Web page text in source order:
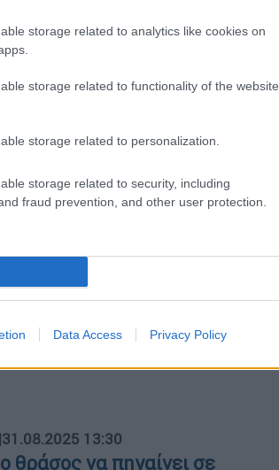
storage related to analytics like cookies on
storage related to functionality of the website
storage related to personalization.
storage related to security, including
fraud prevention, and other user protection.
Data Access Privacy Policy
με μεγάλη προσπάθεια
και έσωσαν το μάτι του
στο αριστερό του χέρι
δέχτηκε
ανάρτησης
που κατηγορείται από τον
του περνάει στην
|31.08.2025 13:30
θράσος να πηγαίνει σε